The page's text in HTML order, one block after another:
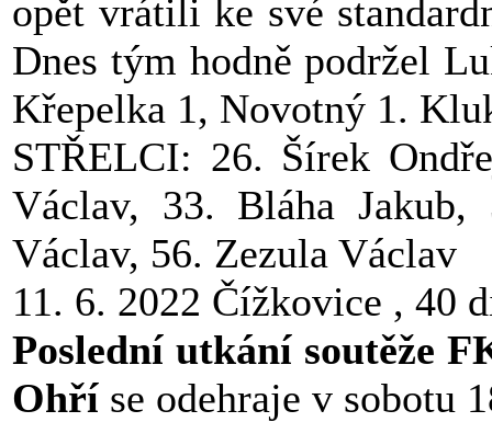
opět vrátili ke své
Dnes tým hodně podržel
Křepelka 1, Novotný 1.
STŘELCI: 26. Šírek
Václav, 33. Bláha
Václav, 56. Zezula Václav
11. 6. 2022 Čížkovice , 40
Poslední utkání soutěže
Ohří se odehraje v sobotu